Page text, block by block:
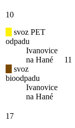
10
svoz PET
odpadu
Ivanovice
na Hané
svoz
bioodpadu
Ivanovice
na Hané
11
17